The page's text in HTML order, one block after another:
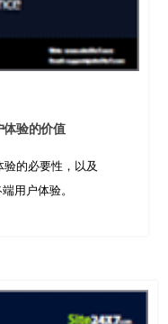
验的价值
的必要性，以及
用户体验。